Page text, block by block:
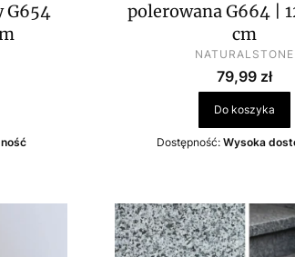
G654
polerowana G664 |
cm
PRODUCENT
NATURALSTONE
Cena
79,99 zł
Do koszyka
Dostępność: Wysoka